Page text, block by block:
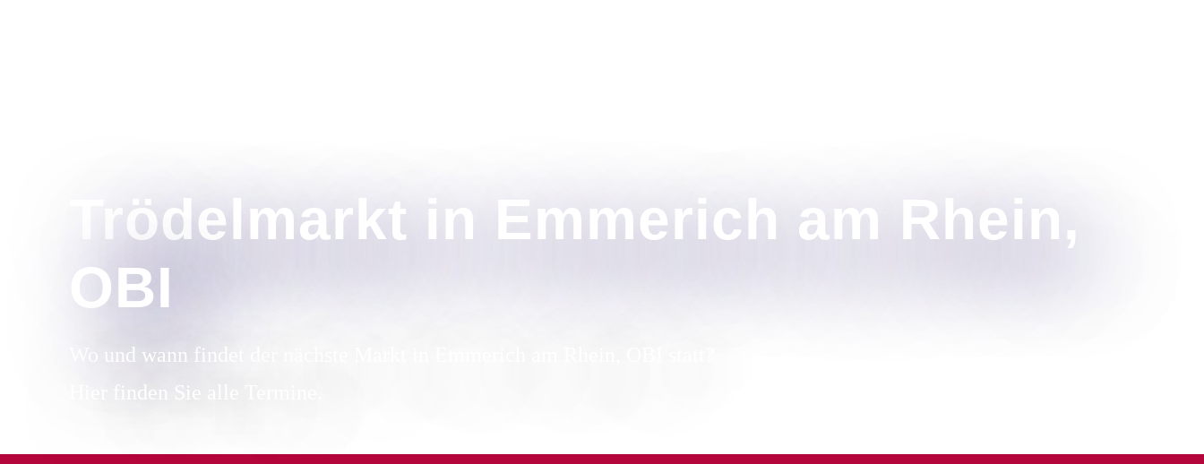
Trödelmarkt in Emmerich am Rhein,
OBI
Wo und wann findet der nächste Markt in Emmerich am Rhein, OBI statt?
Hier finden Sie alle Termine.